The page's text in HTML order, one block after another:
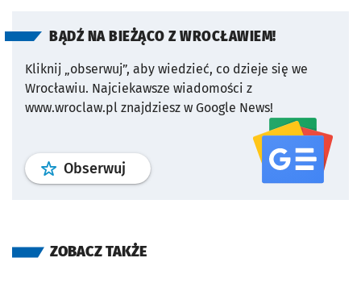
BĄDŹ NA BIEŻĄCO Z WROCŁAWIEM!
Kliknij „obserwuj”, aby wiedzieć, co dzieje się we
Wrocławiu. Najciekawsze wiadomości z
www.wroclaw.pl znajdziesz w Google News!
Obserwuj profil serwisu
ZOBACZ TAKŻE